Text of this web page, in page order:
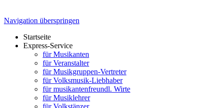
Navigation überspringen
Startseite
Express-Service
für Musikanten
für Veranstalter
für Musikgruppen-Vertreter
für Volksmusik-Liebhaber
für musikantenfreundl. Wirte
für Musiklehrer
für Volkstänzer